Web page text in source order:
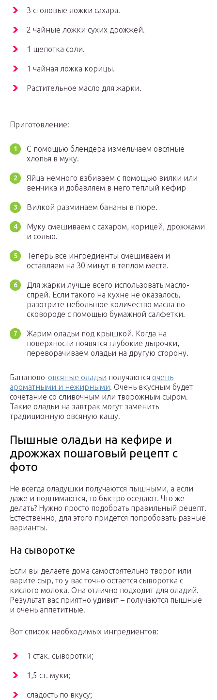
3 столовые ложки сахара.
2 чайные ложки сухих дрожжей.
1 щепотка соли.
1 чайная ложка корицы.
Растительное масло для жарки.
Приготовление:
С помощью блендера измельчаем овсяные
хлопья в муку.
Яйца немного взбиваем с помощью вилки или
венчика и добавляем в него теплый кефир
Вилкой разминаем бананы в пюре.
Муку смешиваем с сахаром, корицей, дрожжами
и солью.
Теперь все ингредиенты смешиваем и
оставляем на 30 минут в теплом месте.
Для жарки лучше всего использовать масло-
спрей. Если такого на кухне не оказалось,
разотрите небольшое количество масла по
сковороде с помощью бумажной салфетки.
Жарим оладьи под крышкой. Когда на
поверхности появятся глубокие дырочки,
переворачиваем оладьи на другую сторону.
Бананово-овсяные оладьи получаются очень
ароматными и нежирными. Очень вкусным будет
сочетание со сливочным или творожным сыром.
Такие оладьи на завтрак могут заменить
традиционную овсяную кашу.
Пышные оладьи на кефире и
дрожжах пошаговый рецепт с
фото
Не всегда оладушки получаются пышными, а если
даже и поднимаются, то быстро оседают. Что же
делать? Нужно просто подобрать правильный рецепт.
Естественно, для этого придется попробовать разные
варианты.
На сыворотке
Если вы делаете дома самостоятельно творог или
варите сыр, то у вас точно остается сыворотка с
кислого молока. Она отлично подходит для оладий.
Результат вас приятно удивит – получаются пышные
и очень аппетитные.
Вот список необходимых ингредиентов:
1 стак. сыворотки;
1,5 ст. муки;
сладость по вкусу;